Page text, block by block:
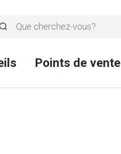
Rechercher
recherchePoints de vente